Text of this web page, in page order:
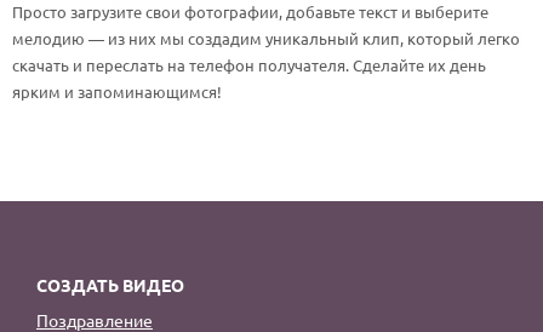
Просто загрузите свои фотографии, добавьте текст и выберите
мелодию — из них мы создадим уникальный клип, который легко
скачать и переслать на телефон получателя. Сделайте их день
ярким и запоминающимся!
СОЗДАТЬ ВИДЕО
Поздравление